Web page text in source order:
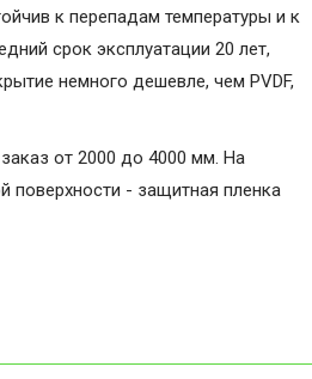
к перепадам температуры и к
срок эксплуатации 20 лет,
немного дешевле, чем PVDF,
от 2000 до 4000 мм. На
поверхности - защитная пленка